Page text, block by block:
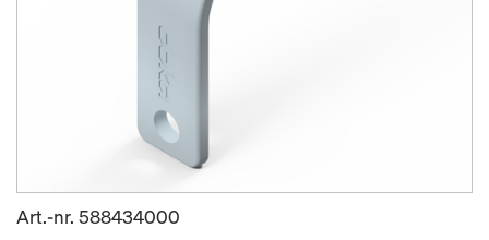
Art.-nr. 588434000